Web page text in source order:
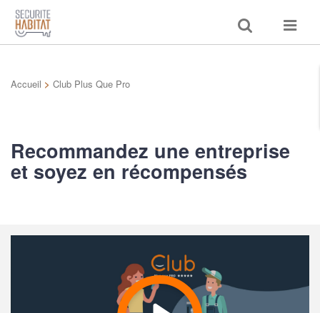
Toggle
search
Toggle
Accueil > Club Plus Que Pro
Recommandez une entreprise
et soyez en récompensés